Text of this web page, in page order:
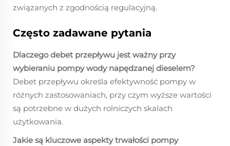
związanych z zgodnością regulacyjną.
Często zadawane pytania
Dlaczego debet przepływu jest ważny przy
wybieraniu pompy wody napędzanej dieselem?
Debet przepływu określa efektywność pompy w
różnych zastosowaniach, przy czym wyższe wartości
są potrzebne w dużych rolniczych skalach
użytkowania.
Jakie są kluczowe aspekty trwałości pompy